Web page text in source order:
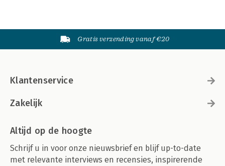
Gratis verzending vanaf €20
Klantenservice
Zakelijk
Altijd op de hoogte
Schrijf u in voor onze nieuwsbrief en blijf up-to-date
met relevante interviews en recensies, inspirerende